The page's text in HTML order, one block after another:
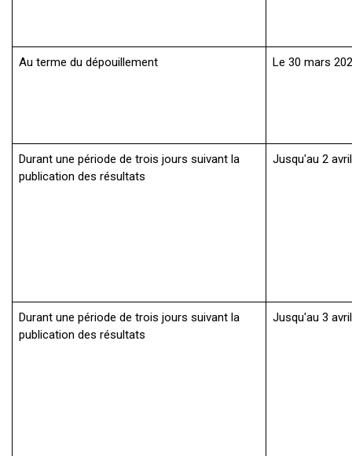
Au terme du dépouillement Le 30 mars
Durant une période de trois jours suivant la
publication des résultats
Jusqu'au 2
Durant une période de trois jours suivant la
publication des résultats
Jusqu'au 3